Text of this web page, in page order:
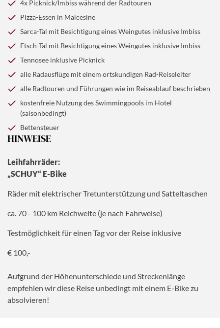
Hotel zurück.
(ca. 60 km; ca. 450 hm, Schwierigkeitsgrad: mittel)
Produkten. Gestärkt radeln wir durch alte, enge Gassen
mit herrlichem Blick auf den Gardasee. Wir kommen an
Tenno und Frapporta vorbei; bergab radeln wir wieder
über Riva zurück ins Hotel.
(ca. 40 km; ca. 600 hm, Schwierigkeitsgrad: mittel)
4x Picknick/Imbiss während der Radtouren
Pizza-Essen in Malcesine
Sarca-Tal mit Besichtigung eines Weingutes inklusive Imbiss
Etsch-Tal mit Besichtigung eines Weingutes inklusive Imbiss
Tennosee inklusive Picknick
alle Radausflüge mit einem ortskundigen Rad-Reiseleiter
alle Radtouren und Führungen wie im Reiseablauf beschrieben
kostenfreie Nutzung des Swimmingpools im Hotel
(saisonbedingt)
Bettensteuer
HINWEISE
Leihfahrräder:
„SCHUY“ E-Bike
Räder mit elektrischer Tretunterstützung und Satteltaschen
ca. 70 - 100 km Reichweite (je nach Fahrweise)
Testmöglichkeit für einen Tag vor der Reise inklusive
€ 100,-
Aufgrund der Höhenunterschiede und Streckenlänge
empfehlen wir diese Reise unbedingt mit einem E-Bike zu
absolvieren!